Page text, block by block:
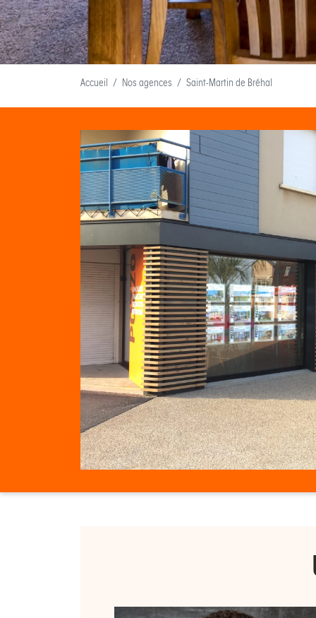
Accueil Nos agences Saint-Martin de Bréhal